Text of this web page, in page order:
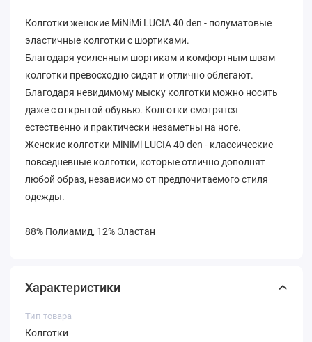
Колготки женские MiNiMi LUCIA 40 den - полуматовые
эластичные колготки с шортиками.
Благодаря усиленным шортикам и комфортным швам
колготки превосходно сидят и отлично облегают.
Благодаря невидимому мыску колготки можно носить
даже с открытой обувью. Колготки смотрятся
естественно и практически незаметны на ноге.
Женские колготки MiNiMi LUCIA 40 den - классические
повседневные колготки, которые отлично дополнят
любой образ, независимо от предпочитаемого стиля
одежды.
88% Полиамид, 12% Эластан
Характеристики
Тип товара
Колготки